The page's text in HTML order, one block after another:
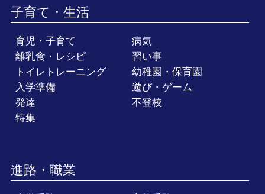
子育て・生活
育児・子育て
病気
離乳食・レシピ
習い事
トイレトレーニング
幼稚園・保育園
入学準備
遊び・ゲーム
発達
不登校
特集
進路・職業